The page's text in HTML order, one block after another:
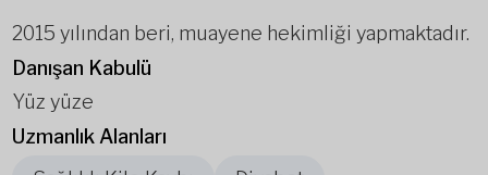
2015 yılından beri, muayene hekimliği yapmaktadır.
Danışan Kabulü
Yüz yüze
Uzmanlık Alanları